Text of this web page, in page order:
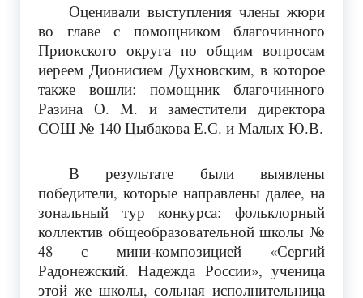
Оценивали выступления члены жюри
во главе с помощником благочинного
Приокского округа по общим вопросам
иереем Дионисием Духновским, в которое
также вошли: помощник благочинного
Разина О. М. и заместители директора
СОШ № 140 Цыбакова Е.С. и Малых Ю.В.
В результате были выявлены
победители, которые направлены далее, на
зональный тур конкурса: фольклорный
коллектив общеобразовательной школы №
48 с мини-композицией «Сергий
Радонежский. Надежда России», ученица
этой же школы, сольная исполнительница